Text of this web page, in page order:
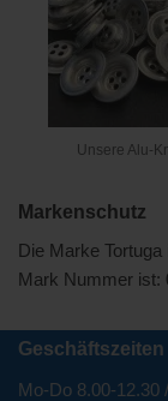
Unsere Alu-
Markenschutz
Die Marke
Mark Nummer ist:
Geschäftszeiten
Mo-Do 8.00-12.30